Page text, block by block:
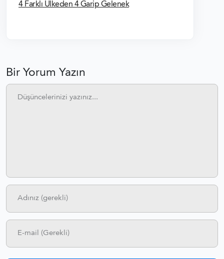
4 Farklı Ülkeden 4 Garip Gelenek
Bir Yorum Yazın